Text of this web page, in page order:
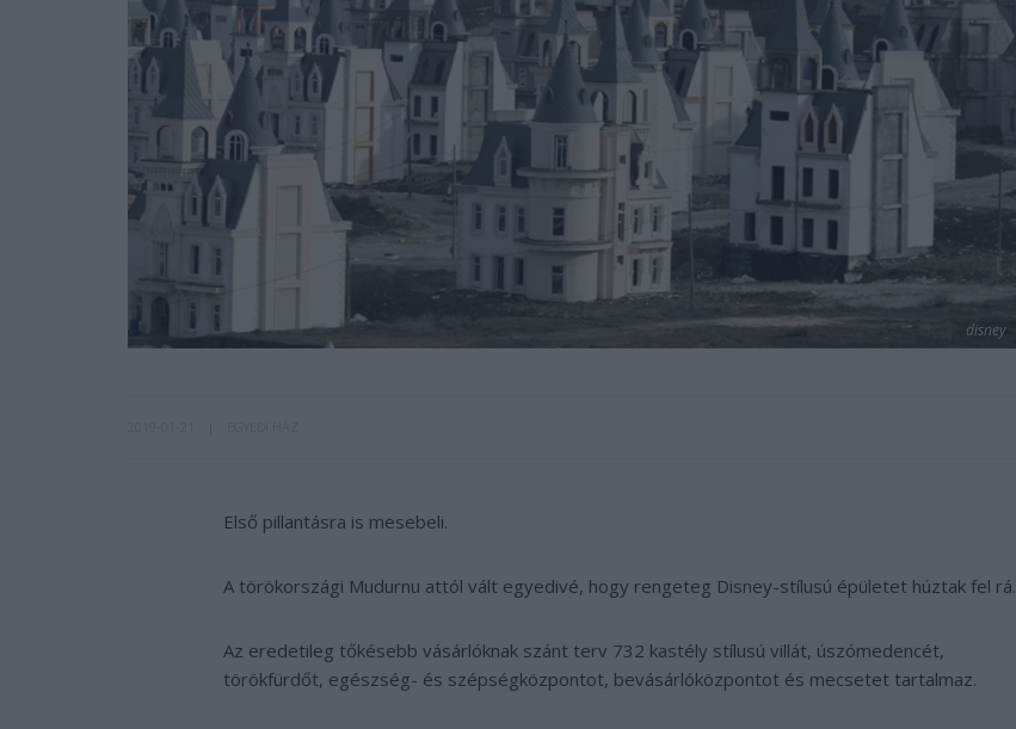
disney
Első pillantásra is mesebeli.
A törökországi Mudurnu attól vált egyedivé, hogy rengeteg Disney-stílusú épületet húztak fel rá.
Az eredetileg tőkésebb vásárlóknak szánt terv 732 kastély stílusú villát, úszómedencét,
törökfürdőt, egészség- és szépségközpontot, bevásárlóközpontot és mecsetet tartalmaz.